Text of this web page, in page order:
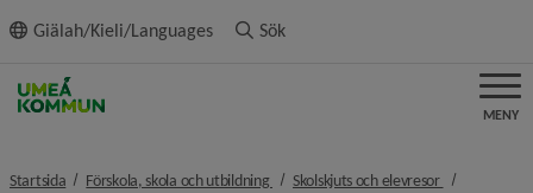
innehållet
Giälah/Kieli/Languages Sök
MENY
Startsida Förskola, skola och utbildning nivå i brödsmulenavigeringen
Skolskjuts och elevresor nivå i